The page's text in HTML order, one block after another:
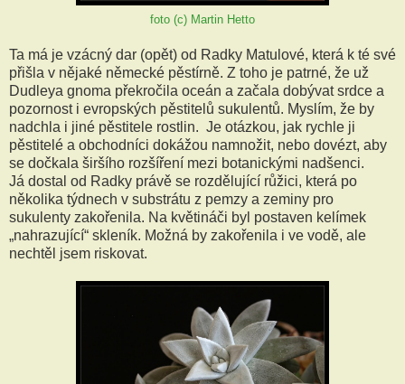
foto (c) Martin Hetto
Ta má je vzácný dar (opět) od Radky Matulové, která k té své
přišla v nějaké německé pěstírně. Z toho je patrné, že už
Dudleya gnoma překročila oceán a začala dobývat srdce a
pozornost i evropských pěstitelů sukulentů. Myslím, že by
nadchla i jiné pěstitele rostlin. Je otázkou, jak rychle ji
pěstitelé a obchodníci dokážou namnožit, nebo dovézt, aby
se dočkala širšího rozšíření mezi botanickými nadšenci.
Já dostal od Radky právě se rozdělující růžici, která po
několika týdnech v substrátu z pemzy a zeminy pro
sukulenty zakořenila. Na květináči byl postaven kelímek
„nahrazující“ skleník. Možná by zakořenila i ve vodě, ale
nechtěl jsem riskovat.